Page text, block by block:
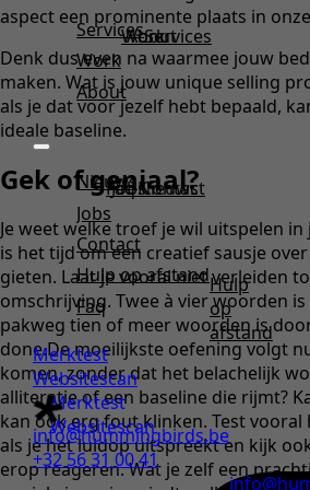
aspect een prominente plaats in
Denk dus even na waarmee jouw
maken. Wat is jouw unique selling
als je dat voor jezelf hebt bepaald,
ideale baseline.
Gek of geniaal?
Je weet welke troef je wil uitspelen in
is het tijd om een creatief sausje
gieten. Laat je vooral niet verleiden
omschrijving. Twee à vier woorden
pakweg tien of meer woorden is
done.De moeilijkste oefening volgt
komen, zonder dat het belachelijk
alliteratie of een baseline die rijmt?
kan ook erg fout klinken. Test
als je het luidop uitspreekt en kijk
erop reageren. Wat je zelf een
ServicesServices
Work
Work
About
About
NieuwsNieuws
Jobs
Jobs
Contact
Contact
Hulp op afstandHulp
op
afstand
Faq
Faq
Merktest
Merktest
Websitescan
Websitescan
info@hummingbirds.be
+32 56 31 00 41